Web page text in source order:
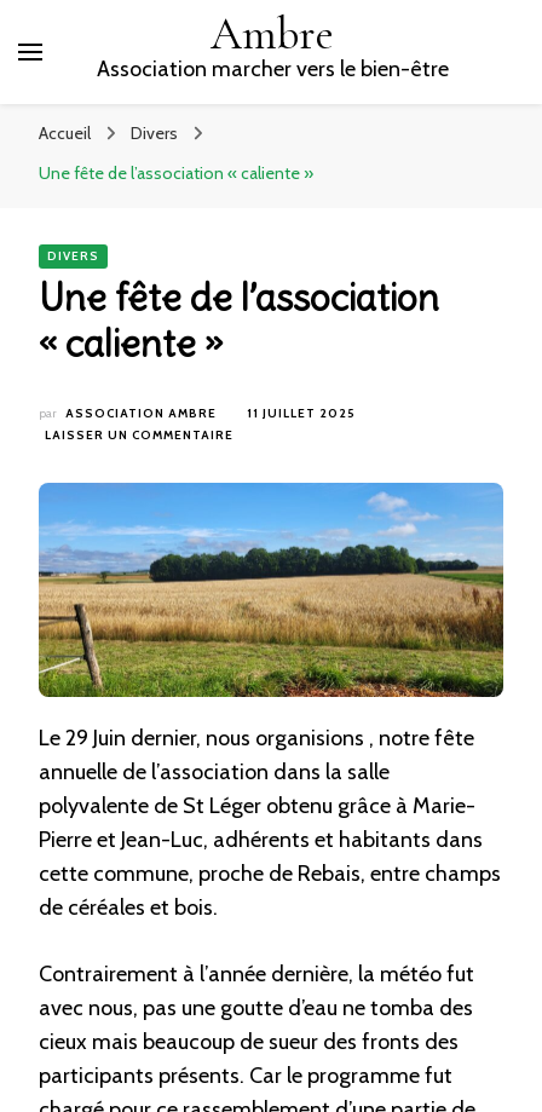
Ambre
Association marcher vers le bien-être
Accueil
Divers
Une fête de l’association « caliente »
DIVERS
Une fête de l’association
« caliente »
par ASSOCIATION AMBRE
11 JUILLET 2025
LAISSER UN COMMENTAIRE
« CALIENTE »
Le 29 Juin dernier, nous organisions , notre fête
annuelle de l’association dans la salle
polyvalente de St Léger obtenu grâce à Marie-
Pierre et Jean-Luc, adhérents et habitants dans
cette commune, proche de Rebais, entre champs
de céréales et bois.
Contrairement à l’année dernière, la météo fut
avec nous, pas une goutte d’eau ne tomba des
cieux mais beaucoup de sueur des fronts des
participants présents. Car le programme fut